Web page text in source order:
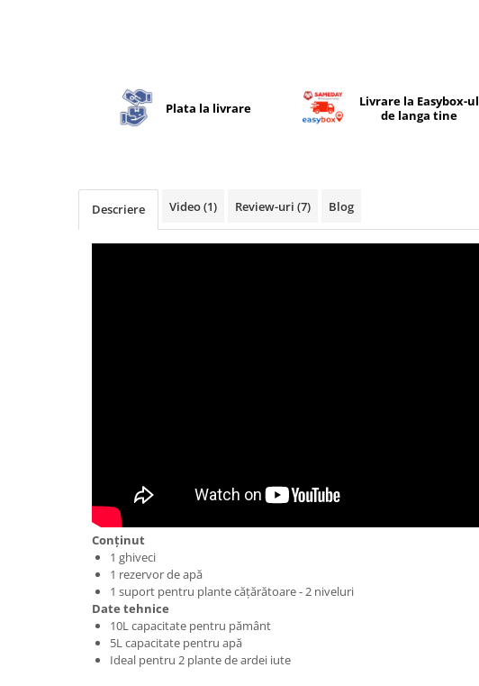
Plata la livrare
Livrare la Easybox-ul
de langa tine
Descriere Video(1) Review-uri (7) Blog
Conținut
1 ghiveci
1 rezervor de apă
1 suport pentru plante cățărătoare - 2 niveluri
Date tehnice
10L capacitate pentru pământ
5L capacitate pentru apă
Ideal pentru 2 plante de ardei iute